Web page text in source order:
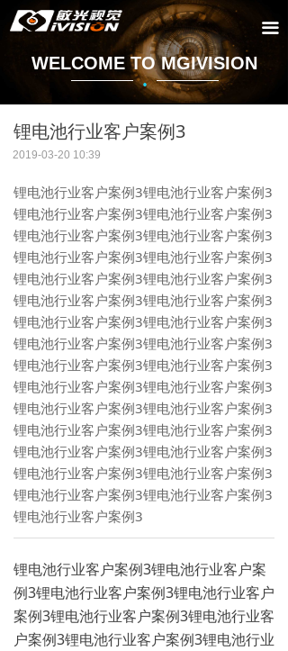
끀
锂电池行业客户案例3
2019-03-20 10:39
锂电池行业客户案例3锂电池行业客户案例3
锂电池行业客户案例3锂电池行业客户案例3
锂电池行业客户案例3锂电池行业客户案例3
锂电池行业客户案例3锂电池行业客户案例3
锂电池行业客户案例3锂电池行业客户案例3
锂电池行业客户案例3锂电池行业客户案例3
锂电池行业客户案例3锂电池行业客户案例3
锂电池行业客户案例3锂电池行业客户案例3
锂电池行业客户案例3锂电池行业客户案例3
锂电池行业客户案例3锂电池行业客户案例3
锂电池行业客户案例3锂电池行业客户案例3
锂电池行业客户案例3锂电池行业客户案例3
锂电池行业客户案例3锂电池行业客户案例3
锂电池行业客户案例3锂电池行业客户案例3
锂电池行业客户案例3锂电池行业客户案例3
锂电池行业客户案例3
锂电池行业客户案例3锂电池行业客户案
例3锂电池行业客户案例3锂电池行业客户
案例3锂电池行业客户案例3锂电池行业客
户案例3锂电池行业客户案例3锂电池行业
WELCOME TO MGIVISION
·